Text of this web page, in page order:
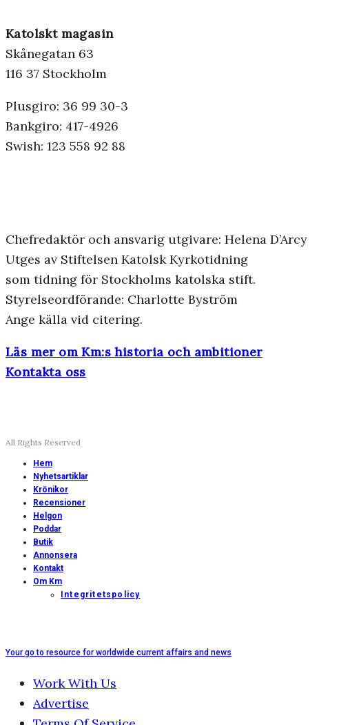
Katolskt magasin
Skånegatan 63
116 37 Stockholm
Plusgiro: 36 99 30-3
Bankgiro: 417-4926
Swish: 123 558 92 88
Chefredaktör och ansvarig utgivare: Helena D’Arcy
Utges av Stiftelsen Katolsk Kyrkotidning
som tidning för Stockholms katolska stift.
Styrelseordförande: Charlotte Byström
Ange källa vid citering.
Läs mer om Km:s historia och ambitioner
Kontakta oss
All Rights Reserved
Hem
Nyhetsartiklar
Krönikor
Recensioner
Helgon
Poddar
Butik
Annonsera
Kontakt
Om Km
Integritetspolicy
Your go to resource for worldwide current affairs and news
Work With Us
Advertise